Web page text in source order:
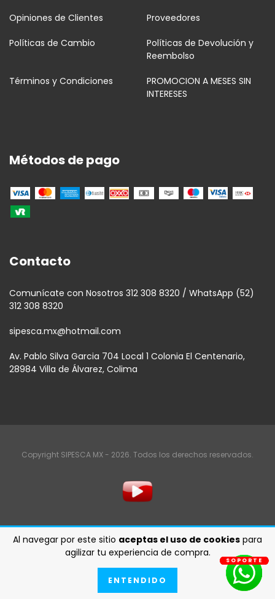
Al navegar por este sitio aceptas el uso de cookies para
agilizar tu experiencia de compra.
ENTENDIDO
Opiniones de Clientes Proveedores
Políticas de Cambio
Políticas de Devolución y
Reembolso
Términos y Condiciones
PROMOCION A MESES SIN
INTERESES
Métodos de pago
Contacto
Comunícate con Nosotros 312 308 8320 / WhatsApp (52)
312 308 8320
sipesca.mx@hotmail.com
Av. Pablo Silva Garcia 704 Local 1 Colonia El Centenario,
28984 Villa de Álvarez, Colima
Copyright SIPESCA MX - 2026. Todos los derechos reservados.
SOPORTE
SOPORTE
SOPORTE
SOPORTE
SOPORTE
SOPORTE
SOPORTE